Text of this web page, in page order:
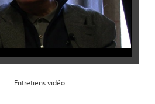
Entretiens vidéo